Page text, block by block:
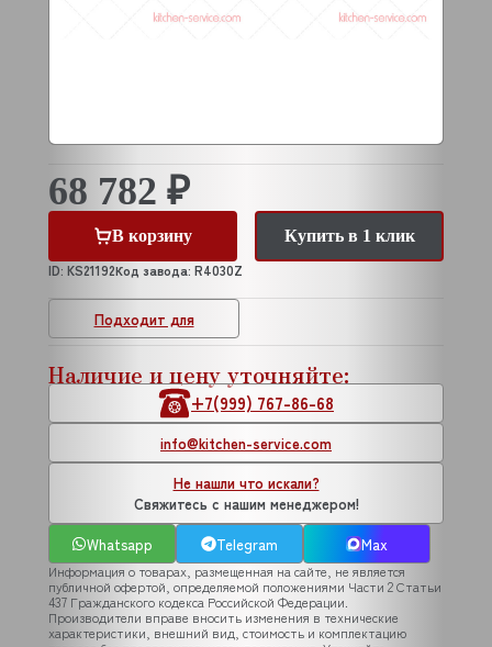
Подходит для
68 782 ₽
В корзину
Купить в 1 клик
ID: KS21192Код завода: R4030Z
Наличие и цену уточняйте:
+7(999) 767-86-68
info@kitchen-service.com
Не нашли что искали?
Свяжитесь с нашим менеджером!
Whatsapp
Telegram Max
Информация о товарах, размещенная на сайте, не является
публичной офертой, определяемой положениями Части 2 Статьи
437 Гражданского кодекса Российской Федерации.
Производители вправе вносить изменения в технические
характеристики, внешний вид, стоимость и комплектацию